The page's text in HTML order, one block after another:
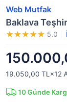
Web Mutfak
Baklava
5.0
19.050,00 TL×12
10Günde